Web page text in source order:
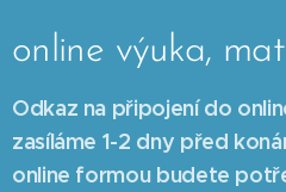
online výuka,
Odkaz na připojení do
zasíláme 1-2 dny před
online formou budete